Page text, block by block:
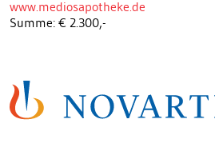
www.mediosapotheke.de
Summe: € 2.300,-